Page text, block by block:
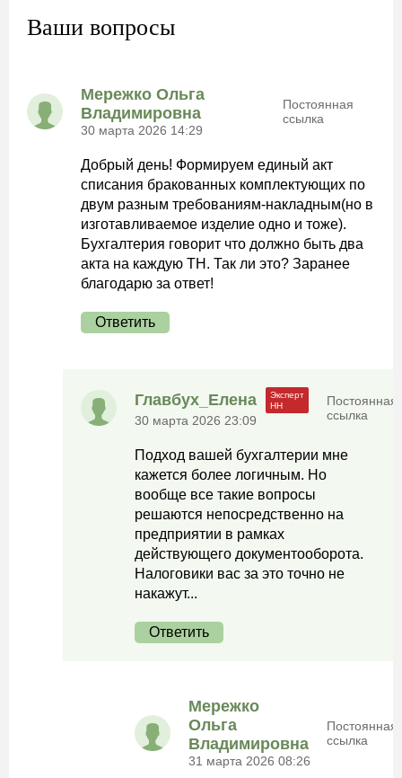
Ваши вопросы
Мережко Ольга
Владимировна
30 марта 2026 14:29
Постоянная
ссылка
Добрый день! Формируем единый акт
списания бракованных комплектующих по
двум разным требованиям-накладным(но в
изготавливаемое изделие одно и тоже).
Бухгалтерия говорит что должно быть два
акта на каждую ТН. Так ли это? Заранее
благодарю за ответ!
Ответить
Главбух_Елена
30 марта 2026 23:09
Постоянная
ссылка
Подход вашей бухгалтерии мне
кажется более логичным. Но
вообще все такие вопросы
решаются непосредственно на
предприятии в рамках
действующего документооборота.
Налоговики вас за это точно не
накажут...
Ответить
Мережко
Ольга
Владимировна
31 марта 2026 08:26
Постоянная
ссылка